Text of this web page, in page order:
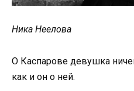
Ника Неелова
О Каспарове девушка
как и он о ней.